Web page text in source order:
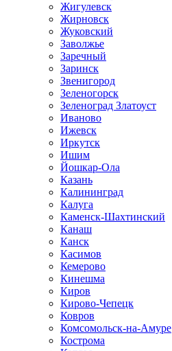
Жигулевск
Жирновск
Жуковский
Заволжье
Заречный
Заринск
Звенигород
Зеленогорск
Зеленоград Златоуст
Иваново
Ижевск
Иркутск
Ишим
Йошкар-Ола
Казань
Калининград
Калуга
Каменск-Шахтинский
Канаш
Канск
Касимов
Кемерово
Кинешма
Киров
Кирово-Чепецк
Ковров
Комсомольск-на-Амуре
Кострома